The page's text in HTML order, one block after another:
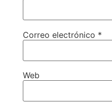
Correo electrónico *
Web